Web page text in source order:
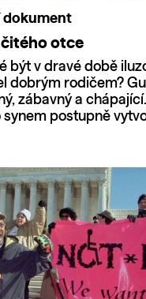
dokument
otce
být v dravé době
dobrým rodičem?
zábavný a
synem postupně